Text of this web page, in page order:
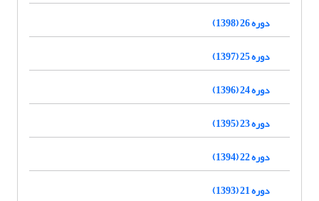
دوره 26 (1398)
دوره 25 (1397)
دوره 24 (1396)
دوره 23 (1395)
دوره 22 (1394)
دوره 21 (1393)